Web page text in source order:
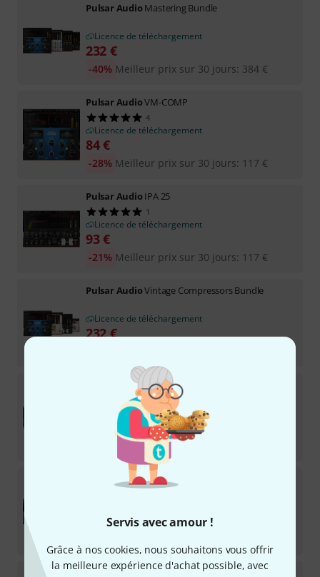
Servis avec amour !
Grâce à nos cookies, nous souhaitons vous offrir
la meilleure expérience d'achat possible, avec
Pulsar AudioMastering Bundle
Licence de téléchargement
232 €
Meilleur prix sur 30 jours: 384 €
-40%
Pulsar AudioVM-COMP
4
Licence de téléchargement
84€
Meilleur prix sur 30 jours: 117 €
-28%
Pulsar AudioIPA 25
1
Licence de téléchargement
93€
Meilleur prix sur 30 jours: 117 €
-21%
Pulsar AudioVintage Compressors Bundle
Licence de téléchargement
232€
Pulsar Audio Poseidon
Licence de téléchargement
Meilleur prix sur 30 jours
Pulsar AudioSmasher
€
Pulsar AudioAnalog EQs Bundle